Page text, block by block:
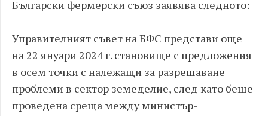
Български фермерски съюз заявява следното:
Управителният съвет на БФС представи още
на 22 януари 2024 г. становище с предложения
в осем точки с належащи за разрешаване
проблеми в сектор земеделие, след като беше
проведена среща между министър-